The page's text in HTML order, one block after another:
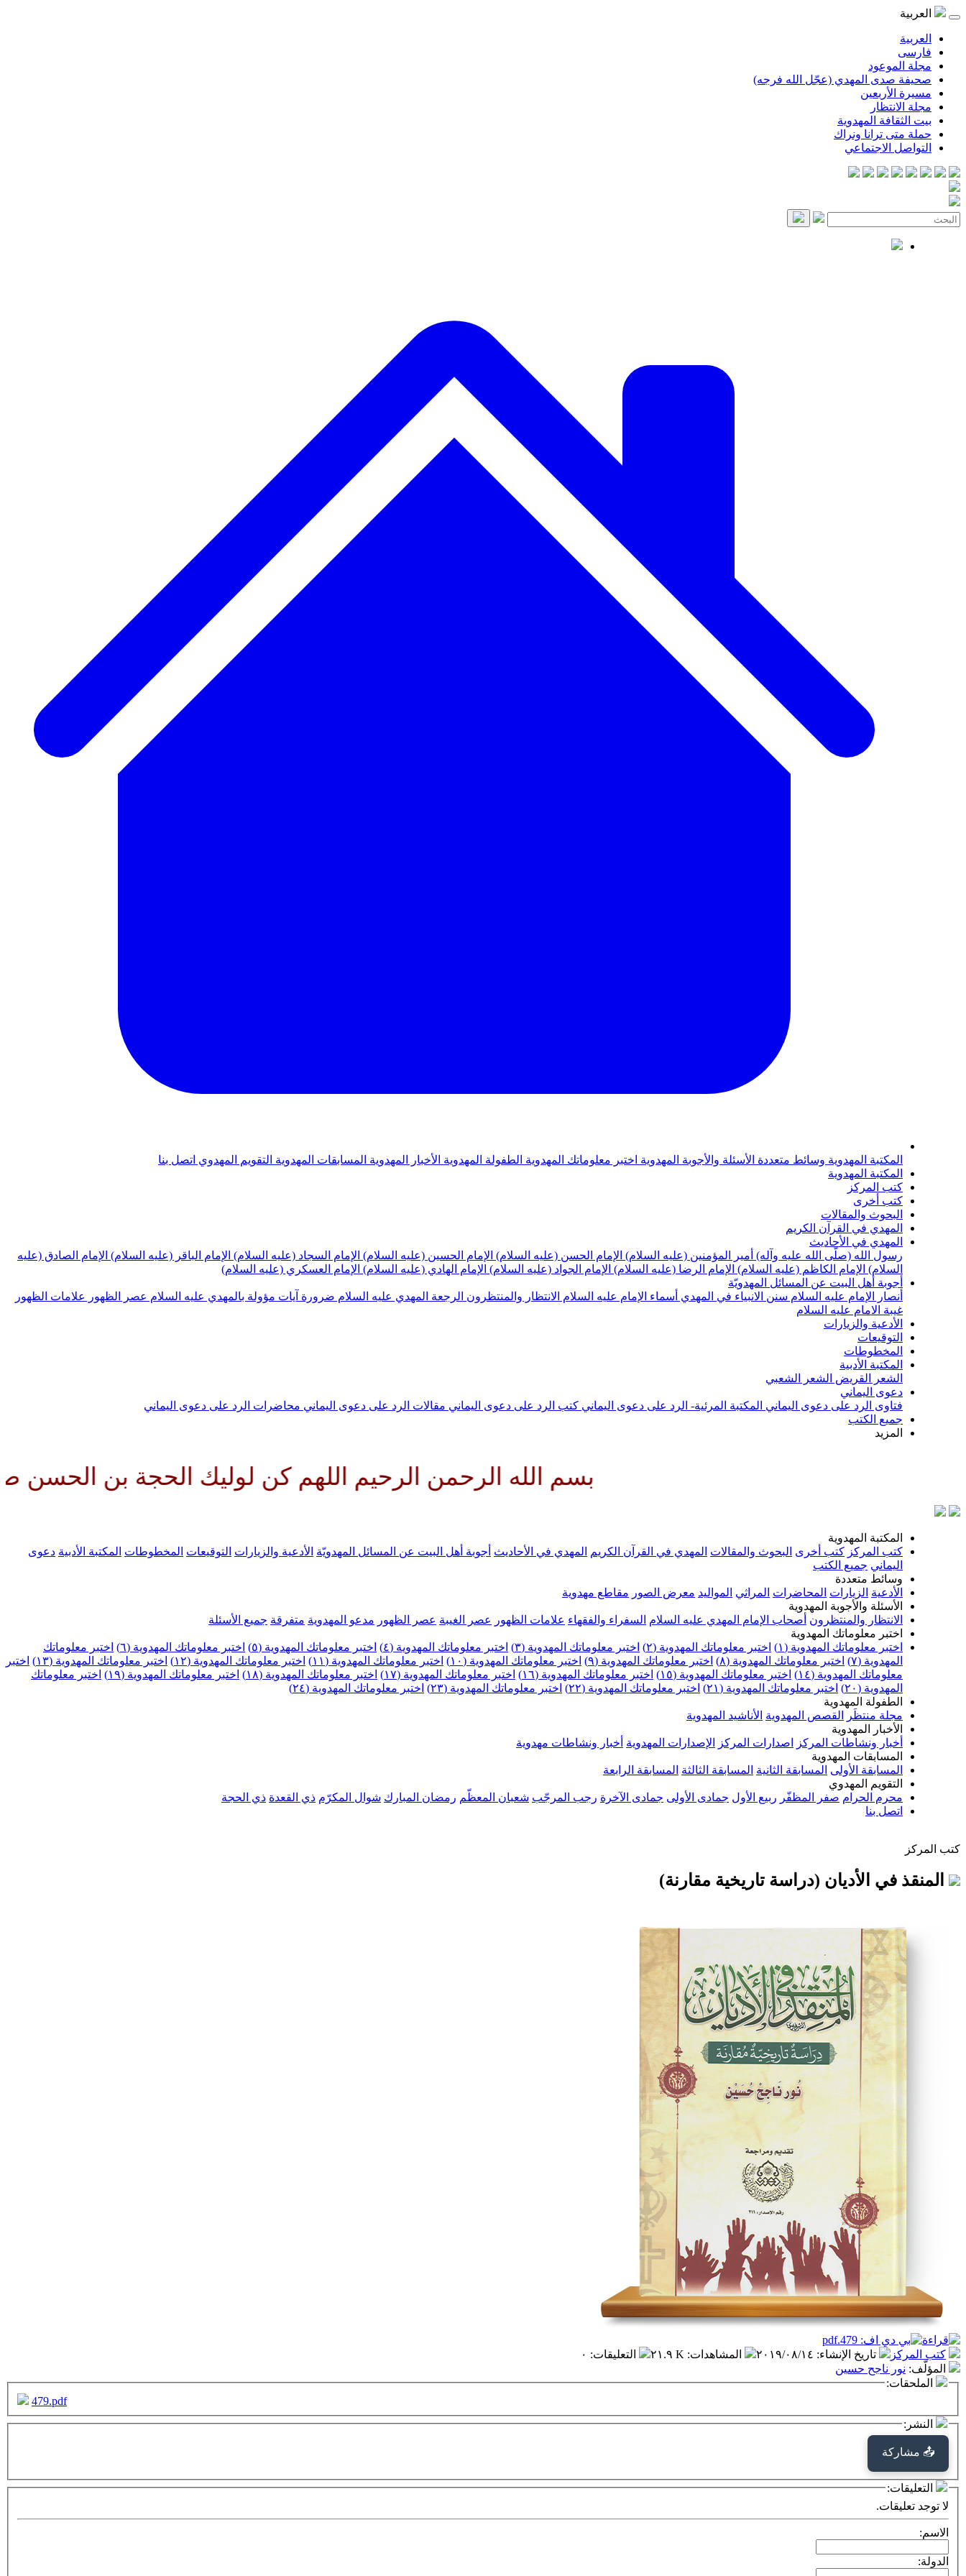
العربية
العربية
فارسی
مجلة الموعود
صحيفة صدى المهدي (عجّل الله فرجه)
مسيرة الأربعين
مجلة الانتظار
بيت الثقافة المهدوية
حملة متى ترانا ونراك
التواصل الاجتماعي
المكتبة المهدوية وسائط متعددة الأسئلة والأجوبة المهدوية اختبر معلوماتك المهدوية الطفولة المهدوية الأخبار المهدوية المسابقات المهدوية التقويم المهدوي اتصل بنا
المكتبة المهدوية
كتب المركز
كتب أخرى
البحوث والمقالات
المهدي في القرآن الكريم
المهدي في الأحاديث
رسول الله (صلّى الله عليه وآله) أمير المؤمنين (عليه السلام) الإمام الحسن (عليه السلام) الإمام الحسين (عليه السلام) الإمام السجاد (عليه السلام) الإمام الباقر (عليه السلام) الإمام الصادق (عليه
السلام) الإمام الكاظم (عليه السلام) الإمام الرضا (عليه السلام) الإمام الجواد (عليه السلام) الإمام الهادي (عليه السلام) الإمام العسكري (عليه السلام)
أجوبة أهل البيت عن المسائل المهدويّة
أنصار الإمام عليه السلام سنن الانبياء في المهدي أسماء الإمام عليه السلام الانتظار والمنتظرون الرجعة المهدي عليه السلام ضرورة آيات مؤولة بالمهدي عليه السلام عصر الظهور
علامات الظهور
غيبة الامام عليه السلام
الأدعية والزيارات
التوقيعات
المخطوطات
المكتبة الأدبية
الشعر القريض الشعر الشعبي
دعوى اليماني
فتاوى الرد على دعوى اليماني المكتبة المرئية- الرد على دعوى اليماني كتب الرد على دعوى اليماني مقالات الرد على دعوى اليماني محاضرات الرد على دعوى اليماني
جميع الكتب
المزيد
بسم الله الرحمن الرحيم اللهم كن لوليك الحجة بن الحسن صلواتك
المكتبة المهدوية
كتب المركز كتب أخرى البحوث والمقالات المهدي في القرآن الكريم المهدي في الأحاديث أجوبة أهل البيت عن المسائل المهدويّة الأدعية والزيارات التوقيعات المخطوطات المكتبة الأدبية دعوى
اليماني جميع الكتب
وسائط متعددة
الأدعية الزيارات المحاضرات المراثي المواليد معرض الصور مقاطع مهدوية
الأسئلة والأجوبة المهدوية
الانتظار والمنتظرون أصحاب الإمام المهدي عليه السلام السفراء والفقهاء علامات الظهور عصر الغيبة عصر الظهور مدعو المهدوية متفرقة جميع الأسئلة
اختبر معلوماتك المهدوية
اختبر معلوماتك المهدوية (١)
اختبر معلوماتك المهدوية (٢) اختبر معلوماتك المهدوية (٣) اختبر معلوماتك المهدوية (٤) اختبر معلوماتك المهدوية (٥) اختبر معلوماتك المهدوية (٦)
اختبر معلوماتك
المهدوية (٧)
اختبر معلوماتك المهدوية (٨) اختبر معلوماتك المهدوية (٩) اختبر معلوماتك المهدوية (١٠) اختبر معلوماتك المهدوية (١١) اختبر معلوماتك المهدوية (١٢) اختبر معلوماتك المهدوية (١٣)
اختبر
معلوماتك المهدوية (١٤)
اختبر معلوماتك المهدوية (١٥) اختبر معلوماتك المهدوية (١٦) اختبر معلوماتك المهدوية (١٧) اختبر معلوماتك المهدوية (١٨) اختبر معلوماتك المهدوية (١٩)
اختبر معلوماتك
المهدوية (٢٠)
اختبر معلوماتك المهدوية (٢١) اختبر معلوماتك المهدوية (٢٢) اختبر معلوماتك المهدوية (٢٣)
اختبر معلوماتك المهدوية (٢٤)
الطفولة المهدوية
مجلة منتظَر
القصص المهدوية الأناشيد المهدوية
الأخبار المهدوية
أخبار ونشاطات المركز
اصدارات المركز الإصدارات المهدوية أخبار ونشاطات مهدوية
المسابقات المهدوية
المسابقة الأولى المسابقة الثانية المسابقة الثالثة المسابقة الرابعة
التقويم المهدوي
محرم الحرام صفر المظفّر ربيع الأول جمادى الأولى جمادى الآخرة رجب المرجّب شعبان المعظّم رمضان المبارك شوال المكرّم ذي القعدة ذي الحجة
اتصل بنا
كتب المركز
المنقذ في الأديان (دراسة تاريخية مقارنة)
كتب المركز تاريخ الإنشاء: ٢٠١٩/٠٨/١٤ المشاهدات: ٢١.٩ K التعليقات: ٠
المؤلّف: نور ناجح حسين
الملحقات:
479.pdf
النشر:
📤 مشاركة
التعليقات:
لا توجد تعليقات.
الاسم:
الدولة: